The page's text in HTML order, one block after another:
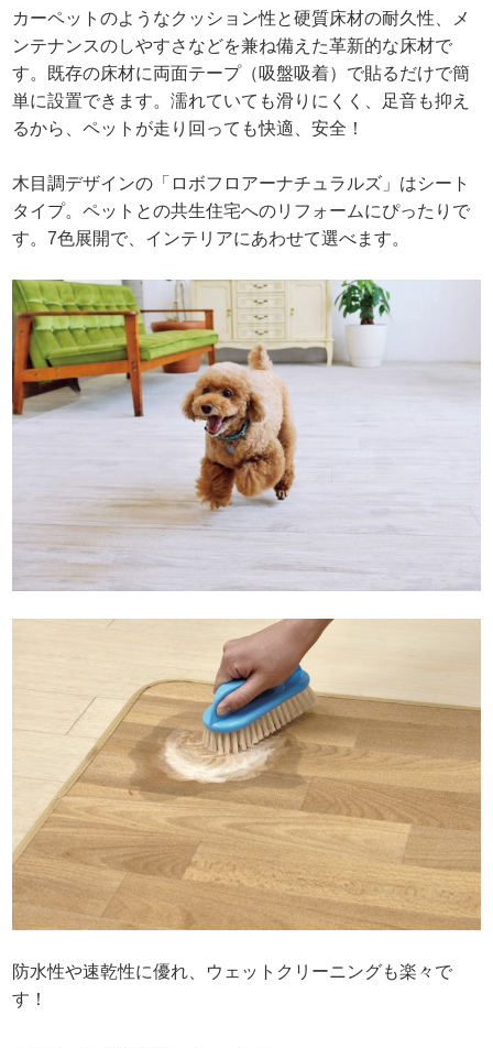
カーペットのようなクッション性と硬質床材の耐久性、メ
ンテナンスのしやすさなどを兼ね備えた革新的な床材で
す。既存の床材に両面テープ（吸盤吸着）で貼るだけで簡
単に設置できます。濡れていても滑りにくく、足音も抑え
るから、ペットが走り回っても快適、安全！
木目調デザインの「ロボフロアーナチュラルズ」はシート
タイプ。ペットとの共生住宅へのリフォームにぴったりで
す。7色展開で、インテリアにあわせて選べます。
防水性や速乾性に優れ、ウェットクリーニングも楽々で
す！